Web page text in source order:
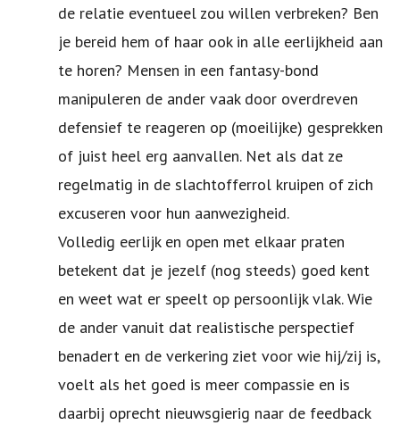
de relatie eventueel zou willen verbreken? Ben
je bereid hem of haar ook in alle eerlijkheid aan
te horen? Mensen in een fantasy-bond
manipuleren de ander vaak door overdreven
defensief te reageren op (moeilijke) gesprekken
of juist heel erg aanvallen. Net als dat ze
regelmatig in de slachtofferrol kruipen of zich
excuseren voor hun aanwezigheid.
Volledig eerlijk en open met elkaar praten
betekent dat je jezelf (nog steeds) goed kent
en weet wat er speelt op persoonlijk vlak. Wie
de ander vanuit dat realistische perspectief
benadert en de verkering ziet voor wie hij/zij is,
voelt als het goed is meer compassie en is
daarbij oprecht nieuwsgierig naar de feedback